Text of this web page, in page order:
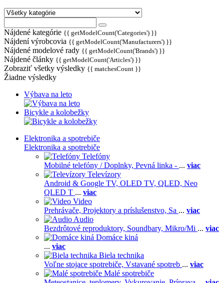
Nájdené kategórie {{ getModelCount('Categories') }}
Nájdení výrobcovia {{ getModelCount('Manufacturers') }}
Nájdené modelové rady {{ getModelCount('Brands') }}
Nájdené články {{ getModelCount('Articles') }}
Zobraziť všetky výsledky {{ matchesCount }}
Žiadne výsledky
Výbava na leto
Bicykle a kolobežky
Elektronika a spotrebiče
Elektronika a spotrebiče
Telefóny
Mobilné telefóny / Doplnky, Pevná linka - ... viac
Televízory
Android & Google TV, OLED TV, QLED, Neo
QLED T ... viac
Video
Prehrávače, Projektory a príslušenstvo, Sa ... viac
Audio
Bezdrôtové reproduktory, Soundbary, Mikro/Mi ... viac
Domáce kiná
... viac
Biela technika
Voľne stojace spotrebiče, Vstavané spotreb ... viac
Malé spotrebiče